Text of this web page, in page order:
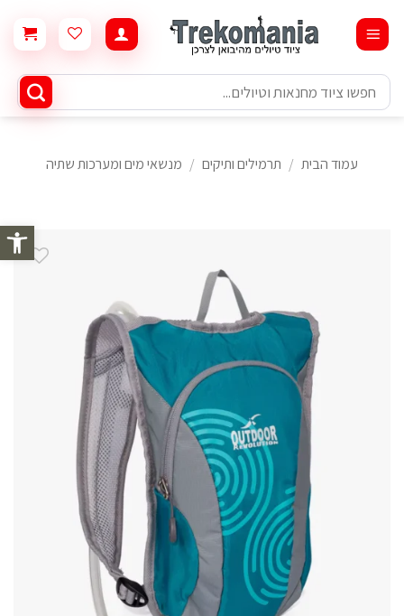
פתח
content
חיפוש
עבור:
עמוד הבית / תרמילים ותיקים / מנשאי מים ומערכות שתיה